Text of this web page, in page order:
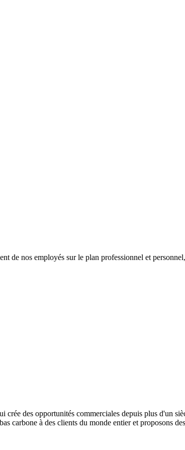
de nos employés sur le plan professionnel et
des opportunités commerciales depuis plus d'un
carbone à des clients du monde entier et proposons